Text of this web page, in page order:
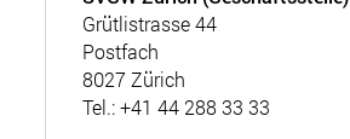
Grütlistrasse 44
Postfach
8027 Zürich
Tel.: +41 44 288 33 33